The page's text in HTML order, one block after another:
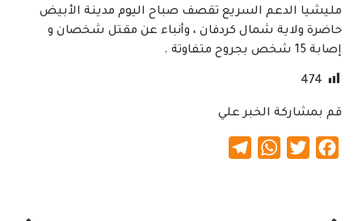
مليشيا الدعم السريع تقصف صباح اليوم مدينة الأبيض
حاضرة ولاية شمال كردفان ، وأنباء عن مقتل شخصان و
إصابة 15 شخص بجروح متفاوتة .
474
قم بمشاركة الخبر علي
Facebook
Twitter
WhatsApp